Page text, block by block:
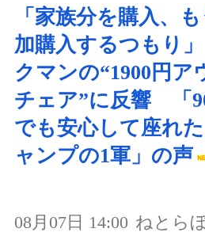
「家族分を購入、
加購入するつもり
クマンの“1900円ア
チェア”に反響 「
でも安心して座れ
ャンプの1軍」の声
08月07日 14:00 ねとら